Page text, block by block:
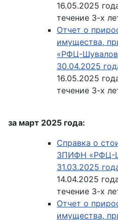
16.05.2025
течение 3-х
Отчет о
имущества,
«РФЦ-
30.04.2025
16.05.2025
течение 3-х
за март 2025 года:
Справка о
ЗПИФН «РФЦ-
31.03.2025
14.04.2025
течение 3-х
Отчет о
имущества,